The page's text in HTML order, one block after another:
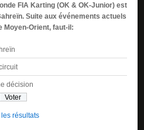
FIA Karting (OK & OK-Junior) est
Suite aux événements actuels
Moyen-Orient, faut-il:
décision
les résultats